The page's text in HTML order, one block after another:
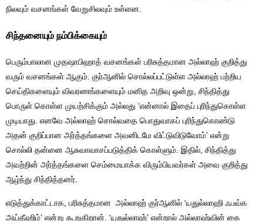
நிலவும் வசனங்கள் வேறுசிலவும் உள்ளன.
சிந்தனையும் நம்பிக்கையும்
பெரும்பாலான முதஷாபிஹாத் வசனங்கள் பரிசுத்தமான அல்லாஹ் குறித்து
வரும் வசனங்கள் ஆகும். குர்ஆனில் சொல்லப்பட்டுள்ள அல்லாஹ் பற்றிய
செய்திகளையும் விவரணங்களையும் மனித அறிவு ஒன்று, சிந்தித்து
பொருள் கொள்ள முயற்சிக்கும் அல்லது ‘என்னால் இதைப் புரிந்துகொள்ள
முடியாது. எனவே அல்லாஹ் சொல்வதை பொதுவாகப் புரிந்துகொண்டு
அதன் குறிப்பான அர்த்தங்களை அவனிடமே விட்டுவிடுவோம்’ என்று
சொல்லி தன்னை ஆசுவாவாசப்படுத்திக் கொள்ளும். இதில், சிந்தித்து
அவற்றின் அர்த்தங்களை செம்மையாக்க விரும்பியவர்கள் அவை குறித்து
ஆழ்ந்து சிந்தித்தனர்.
எடுத்துக்காட்டாக, பரிசுத்தமான அல்லாஹ் குர்ஆனில் ‘யதுல்லாஹி ஃபவ்க
அய்தீஹிம்’ என்று கூறுகிறான். ‘யதுல்லாஹ்’ என்றால் அல்லாஹ்வின் கை